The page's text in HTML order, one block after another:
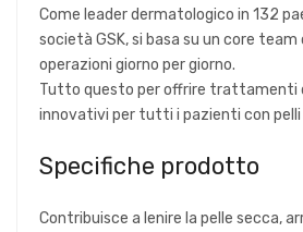
Come leader dermatologico in 132
società GSK, si basa su un core team
operazioni giorno per giorno.
Tutto questo per offrire trattamenti
innovativi per tutti i pazienti con pelli
Specifiche prodotto
Contribuisce a lenire la pelle secca,